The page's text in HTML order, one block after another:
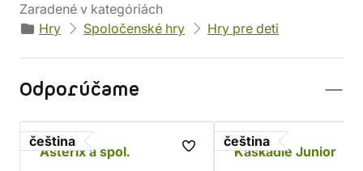
Zaradené v kategóriách
Hry
Spoločenské hry Hry pre deti
Odporúčame
čeština
Asterix a spol.
čeština
Kaskádie Junior